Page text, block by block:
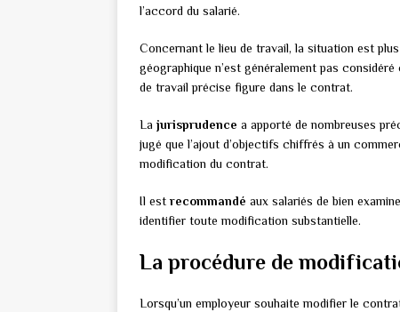
l’accord du salarié.
Concernant le lieu de travail, la situation est
géographique n’est généralement pas
de travail précise figure dans le contrat.
La jurisprudence a apporté de nombreuses
jugé que l’ajout d’objectifs chiffrés à un
modification du contrat.
Il est recommandé aux salariés de bien
identifier toute modification substantielle.
La procédure de
Lorsqu’un employeur souhaite modifier le